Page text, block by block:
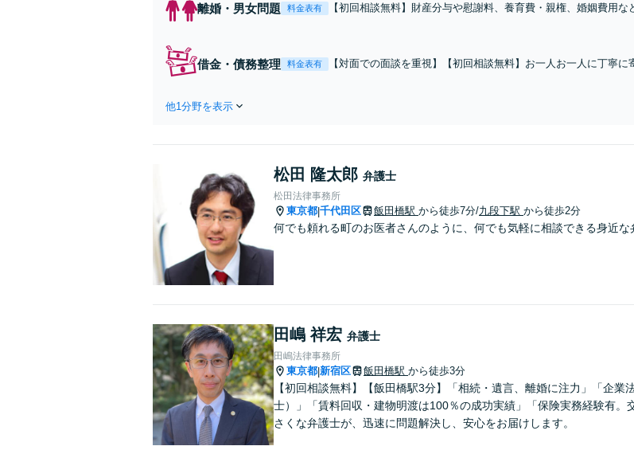
離婚・男女問題 料金表有
【初回相談無料】財産分与や慰謝料、養育費・親権、婚姻費用
借金・債務整理 料金表有
【対面での面談を重視】【初回相談無料】お一人お一人に丁寧
他1分野を表示
松田 隆太郎 弁護士
松田法律事務所
東京都|千代田区 飯田橋駅 から徒歩7分/九段下駅 から徒歩2分
何でも頼れる町のお医者さんのように、何でも気軽に相談できる身近な
田嶋 祥宏 弁護士
田嶋法律事務所
東京都|新宿区 飯田橋駅 から徒歩3分
【初回相談無料】【飯田橋駅3分】「相続・遺言、離婚に注力」「企業
士）」「賃料回収・建物明渡は100％の成功実績」「保険実務経験有。
さくな弁護士が、迅速に問題解決し、安心をお届けします。